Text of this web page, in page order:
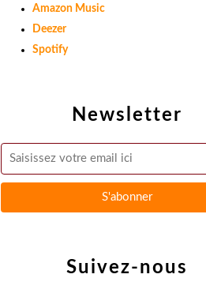
Newsletter
Suivez-nous
Amazon Music
Deezer
Spotify